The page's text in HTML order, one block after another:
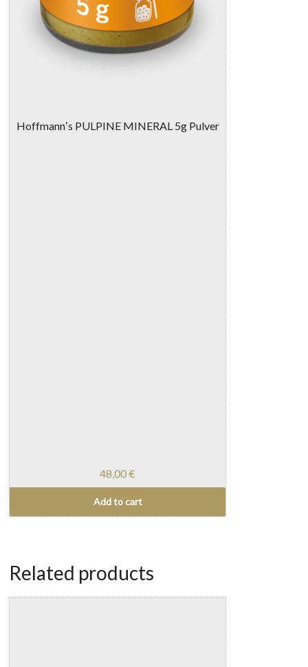
Hoffmannʼs PULPINE MINERAL 5g Pulver
48,00€
Add to cart
Related products